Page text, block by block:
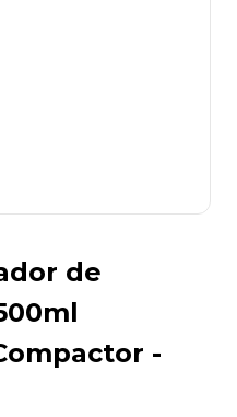
de
-